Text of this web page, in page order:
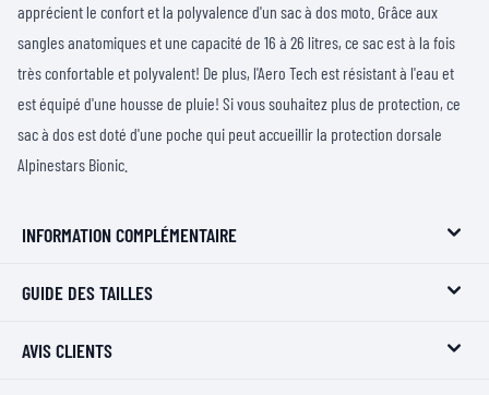
apprécient le confort et la polyvalence d'un sac à dos moto. Grâce aux
sangles anatomiques et une capacité de 16 à 26 litres, ce sac est à la fois
très confortable et polyvalent! De plus, l'Aero Tech est résistant à l'eau et
est équipé d'une housse de pluie! Si vous souhaitez plus de protection, ce
sac à dos est doté d'une poche qui peut accueillir la protection dorsale
Alpinestars Bionic.
INFORMATION COMPLÉMENTAIRE
GUIDE DES TAILLES
AVIS CLIENTS